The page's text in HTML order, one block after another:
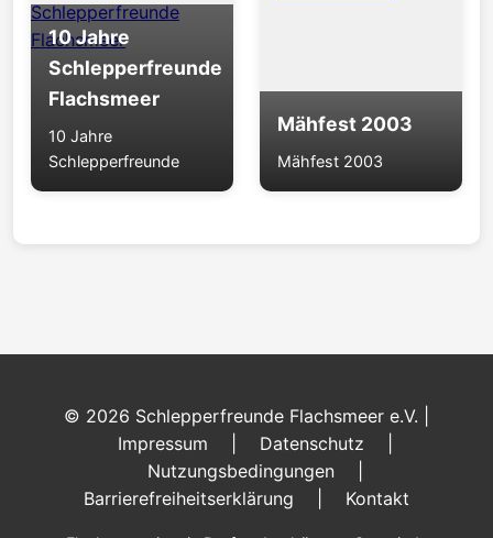
10 Jahre
Schlepperfreunde
Flachsmeer
10 Jahre
Schlepperfreunde
Mähfest 2003
Mähfest 2003
© 2026 Schlepperfreunde Flachsmeer e.V. |
Impressum
Datenschutz
Nutzungsbedingungen
Barrierefreiheitserklärung
Kontakt